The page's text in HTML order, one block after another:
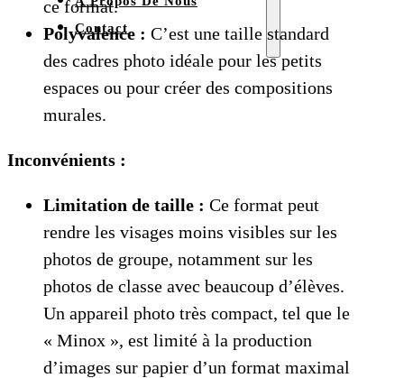
Contact
ce format.
Polyvalence : C’est une taille standard
des cadres photo idéale pour les petits
espaces ou pour créer des compositions
murales.
Inconvénients :
Limitation de taille : Ce format peut
rendre les visages moins visibles sur les
photos de groupe, notamment sur les
photos de classe avec beaucoup d’élèves.
Un appareil photo très compact, tel que le
« Minox », est limité à la production
d’images sur papier d’un format maximal